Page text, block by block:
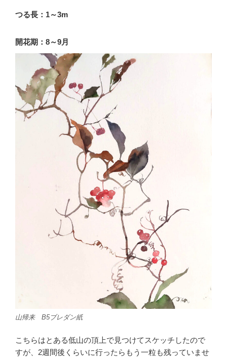
つる長：1～3m
開花期：8～9月
山帰来 B5ブレダン紙
こちらはとある低山の頂上で見つけてスケッチしたので
すが、2週間後くらいに行ったらもう一粒も残っていませ